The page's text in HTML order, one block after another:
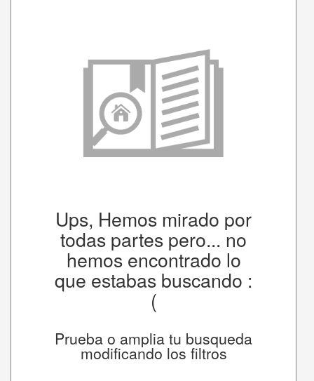
Ups, Hemos mirado por
todas partes pero... no
hemos encontrado lo
que estabas buscando :
(
Prueba o amplia tu busqueda
modificando los filtros